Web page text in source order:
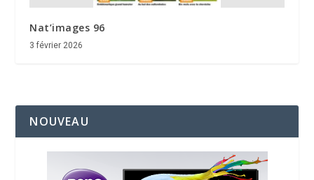
Nat’images 96
3 février 2026
NOUVEAU